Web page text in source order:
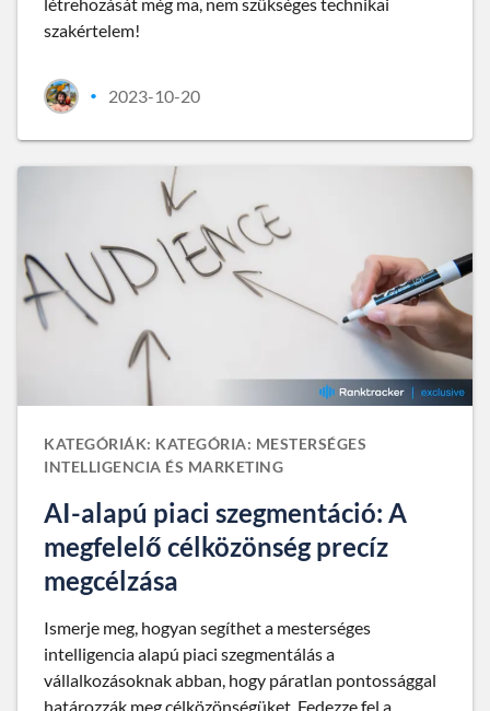
létrehozását még ma, nem szükséges technikai
szakértelem!
• 2023-10-20
KATEGÓRIÁK: KATEGÓRIA: MESTERSÉGES
INTELLIGENCIA ÉS MARKETING
AI-alapú piaci szegmentáció: A
megfelelő célközönség precíz
megcélzása
Ismerje meg, hogyan segíthet a mesterséges
intelligencia alapú piaci szegmentálás a
vállalkozásoknak abban, hogy páratlan pontossággal
határozzák meg célközönségüket. Fedezze fel a